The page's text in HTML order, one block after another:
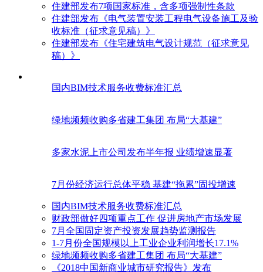
住建部发布7项国家标准，含多项强制性条款
住建部发布《电气装置安装工程电气设备施工及验
收标准（征求意见稿）》
住建部发布《住宅建筑电气设计规范（征求意见
稿）》
国内BIM技术服务收费标准汇总
绿地频频收购多省建工集团 布局“大基建”
多家水泥上市公司发布半年报 业绩增速显著
7月份经济运行总体平稳 基建“拖累”固投增速
国内BIM技术服务收费标准汇总
财政部做好四项重点工作 促进房地产市场发展
7月全国固定资产投资发展趋势监测报告
1-7月份全国规模以上工业企业利润增长17.1%
绿地频频收购多省建工集团 布局“大基建”
《2018中国新商业城市研究报告》发布